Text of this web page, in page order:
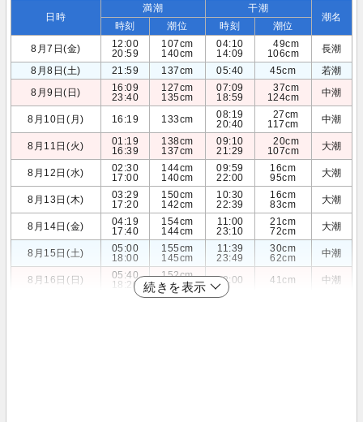
日時
満潮 干潮
潮名
時刻 潮位 時刻
潮位
8月7日(金)
12:00
20:59
107cm
140cm
04:10
14:09
49cm
106cm
長潮
8月8日(土)
21:59 137cm 05:40 45cm
若潮
8月9日(日)
16:09
23:40
127cm
135cm
07:09
18:59
37cm
124cm
中潮
8月10日(月) 16:19 133cm
08:19
20:40
27cm
117cm
中潮
8月11日(火)
01:19
16:39
138cm
137cm
09:10
21:29
20cm
107cm
大潮
8月12日(水)
02:30
17:00
144cm
140cm
09:59
22:00
16cm
95cm
大潮
8月13日(木)
03:29
17:20
150cm
142cm
10:30
22:39
16cm
83cm
大潮
8月14日(金)
04:19
17:40
154cm
144cm
11:00
23:10
21cm
72cm
大潮
8月15日(土)
05:00
18:00
155cm
145cm
11:39
23:49
30cm
62cm
中潮
8月16日(日)
05:40
18:20
152cm
146cm
12:00 41cm 中潮
続きを表示